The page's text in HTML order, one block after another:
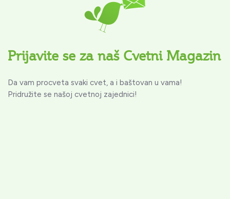
Prijavite se za naš Cvetni Magazin
Da vam procveta svaki cvet, a i baštovan u vama!
Pridružite se našoj cvetnoj zajednici!